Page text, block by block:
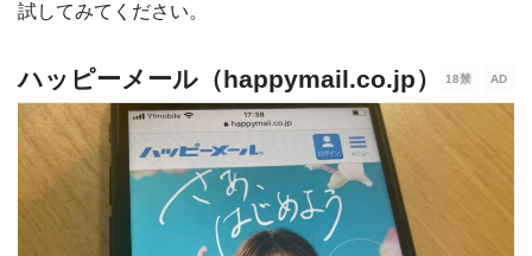
試してみてください。
ハッピーメール（happymail.co.jp）